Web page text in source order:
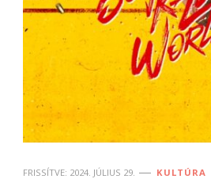
FRISSÍTVE: 2024. JÚLIUS 29. KULTÚRA